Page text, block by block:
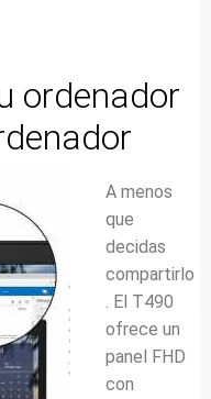
ordenador
A menos
que
decidas
compartirlo
. El T490
ofrece un
panel FHD
con